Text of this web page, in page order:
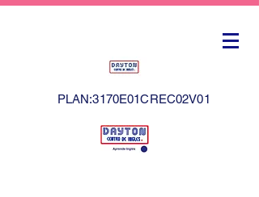
PLAN:3170E01CREC02V01